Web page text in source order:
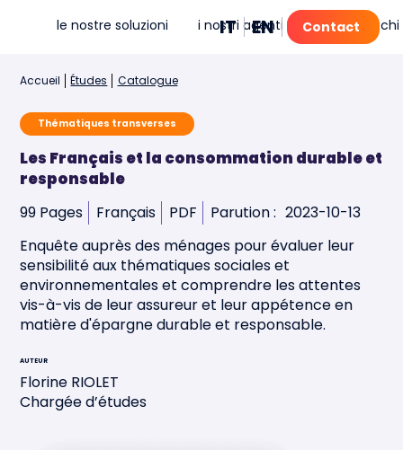
le nostre soluzioni i nostri agenti IA mia chi
IT EN FR PT
Contact
Thématiques transverses
Les Français et la consommation durable et
responsable
99 Pages
Français PDF Parution : 2023-10-13
Enquête auprès des ménages pour évaluer leur
sensibilité aux thématiques sociales et
environnementales et comprendre les attentes
vis-à-vis de leur assureur et leur appétence en
matière d'épargne durable et responsable.
AUTEUR
Florine RIOLET
Chargée d’études
Accueil Études Catalogue